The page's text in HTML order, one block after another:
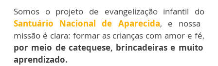
Somos o projeto de evangelização infantil do
Santuário Nacional de Aparecida, e nossa
missão é clara: formar as crianças com amor e fé,
por meio de catequese, brincadeiras e muito
aprendizado.